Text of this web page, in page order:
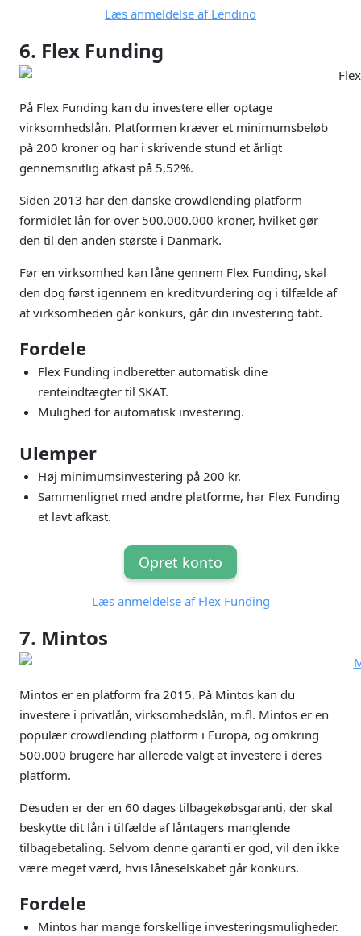
Læs anmeldelse af Lendino
6. Flex Funding
På Flex Funding kan du investere eller optage
virksomhedslån. Platformen kræver et minimumsbeløb
på 200 kroner og har i skrivende stund et årligt
gennemsnitlig afkast på 5,52%.
Siden 2013 har den danske crowdlending platform
formidlet lån for over 500.000.000 kroner, hvilket gør
den til den anden største i Danmark.
Før en virksomhed kan låne gennem Flex Funding, skal
den dog først igennem en kreditvurdering og i tilfælde af
at virksomheden går konkurs, går din investering tabt.
Fordele
Flex Funding indberetter automatisk dine
renteindtægter til SKAT.
Mulighed for automatisk investering.
Ulemper
Høj minimumsinvestering på 200 kr.
Sammenlignet med andre platforme, har Flex Funding
et lavt afkast.
Opret konto
Læs anmeldelse af Flex Funding
7. Mintos
Mintos er en platform fra 2015. På Mintos kan du
investere i privatlån, virksomhedslån, m.fl. Mintos er en
populær crowdlending platform i Europa, og omkring
500.000 brugere har allerede valgt at investere i deres
platform.
Desuden er der en 60 dages tilbagekøbsgaranti, der skal
beskytte dit lån i tilfælde af låntagers manglende
tilbagebetaling. Selvom denne garanti er god, vil den ikke
være meget værd, hvis låneselskabet går konkurs.
Fordele
Mintos har mange forskellige investeringsmuligheder.